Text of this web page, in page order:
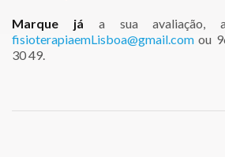
Marque já a sua avaliação,
fisioterapiaemLisboa@gmail.com ou
30 49.